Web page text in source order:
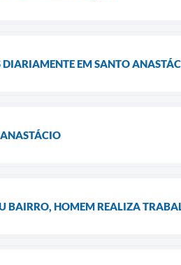
DIARIAMENTE EM SANTO
BAIRRO, HOMEM REALIZA